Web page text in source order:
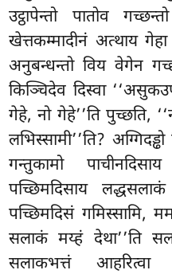
उट्ठापेन्तो पातोव
खेत्तकम्मादीनं अत्थाय
अनुबन्धन्तो विय वेगेन
किञ्चिदेव दिस्वा
गेहे, नो गेहे’’ति पुच्छति,
लभिस्सामी’’ति?
गन्तुकामो
पच्छिमदिसाय
पच्छिमदिसं गमिस्सामि,
सलाकं मय्हं देथा’’ति
सलाकभत्तं आहरित्वा